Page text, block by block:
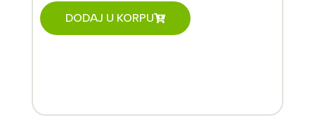
DODAJ U KORPU